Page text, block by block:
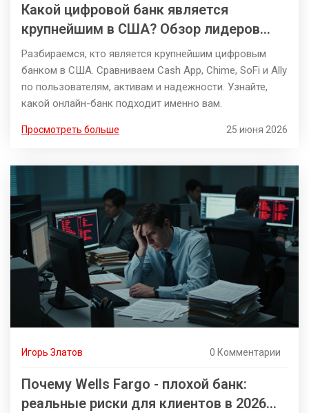
Какой цифровой банк является
крупнейшим в США? Обзор лидеров
рынка
Разбираемся, кто является крупнейшим цифровым
банком в США. Сравниваем Cash App, Chime, SoFi и Ally
по пользователям, активам и надежности. Узнайте,
какой онлайн-банк подходит именно вам.
Просмотреть больше 25 июня 2026
Игорь Златов 0 Комментарии
Почему Wells Fargo - плохой банк:
реальные риски для клиентов в 2026